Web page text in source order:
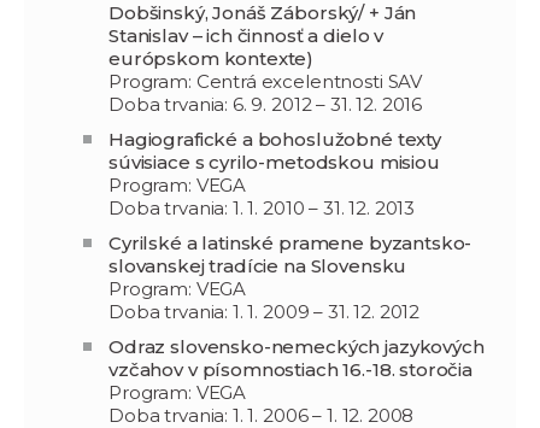
Dobšinský, Jonáš Záborský/ + Ján
Stanislav – ich činnosť a dielo v
európskom kontexte)
Program: Centrá excelentnosti SAV
Doba trvania: 6. 9. 2012 – 31. 12. 2016
Hagiografické a bohoslužobné texty
súvisiace s cyrilo-metodskou misiou
Program: VEGA
Doba trvania: 1. 1. 2010 – 31. 12. 2013
Cyrilské a latinské pramene byzantsko-
slovanskej tradície na Slovensku
Program: VEGA
Doba trvania: 1. 1. 2009 – 31. 12. 2012
Odraz slovensko-nemeckých jazykových
vzčahov v písomnostiach 16.-18. storočia
Program: VEGA
Doba trvania: 1. 1. 2006 – 1. 12. 2008